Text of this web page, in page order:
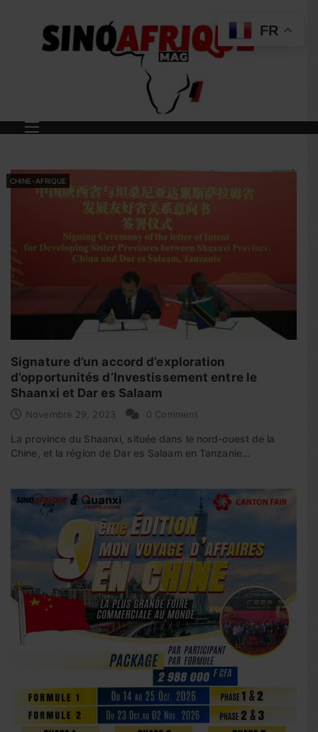
CHINE-AFRIQUE
Signature d’un accord d’exploration
d’opportunités d’Investissement entre le
Shaanxi et Dar es Salaam
Novembre 29, 2023 0 Comment
La province du Shaanxi, située dans le nord-ouest de la
Chine, et la région de Dar es Salaam en Tanzanie…
FR